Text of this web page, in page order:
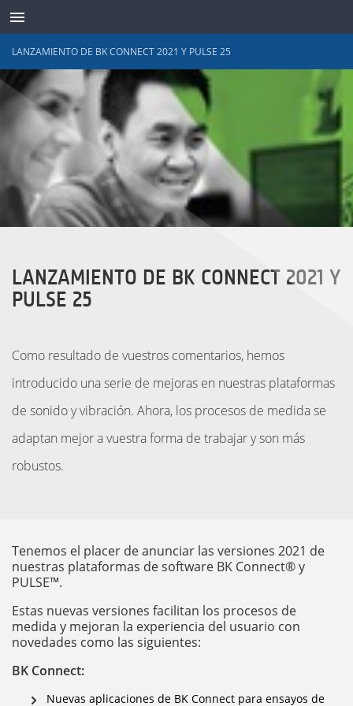
TRANSDUCTORES
INSTRUMENTOS
LANZAMIENTO DE BK CONNECT 2021 Y PULSE 25
LANZAMIENTO DE BK CONNECT 2021 Y
PULSE 25
Como resultado de vuestros comentarios, hemos
introducido una serie de mejoras en nuestras plataformas
de sonido y vibración. Ahora, los procesos de medida se
adaptan mejor a vuestra forma de trabajar y son más
robustos.
Tenemos el placer de anunciar las versiones 2021 de
nuestras plataformas de software BK Connect® y
PULSE™.
Estas nuevas versiones facilitan los procesos de
medida y mejoran la experiencia del usuario con
novedades como las siguientes:
BK Connect:
Nuevas aplicaciones de BK Connect para ensayos de